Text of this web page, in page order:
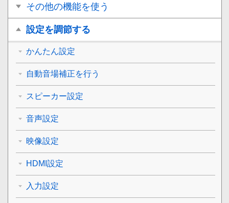
その他の機能を使う
設定を調節する
かんたん設定
自動音場補正を行う
スピーカー設定
音声設定
映像設定
HDMI設定
入力設定